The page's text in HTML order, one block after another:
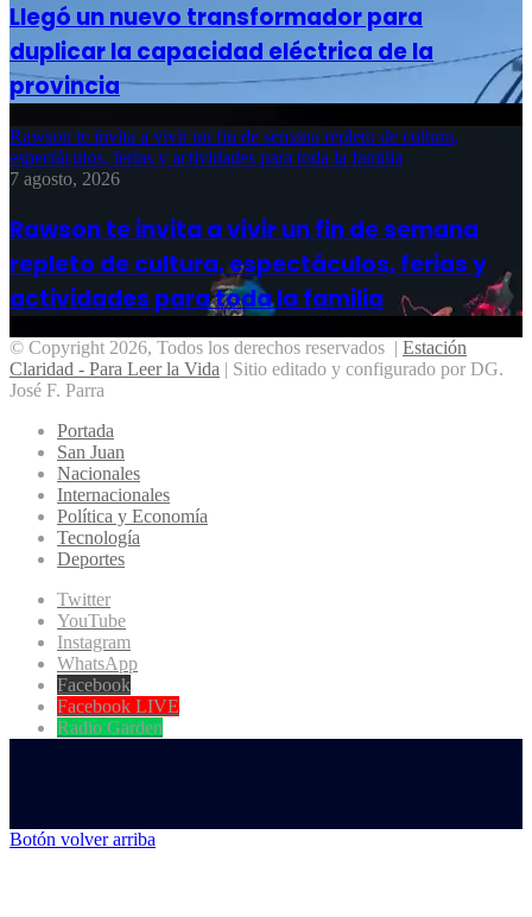
Llegó un nuevo transformador para
duplicar la capacidad eléctrica de la
provincia
Rawson te invita a vivir un fin de semana repleto de cultura,
espectáculos, ferias y actividades para toda la familia
7 agosto, 2026
Rawson te invita a vivir un fin de semana
repleto de cultura, espectáculos, ferias y
actividades para toda la familia
© Copyright 2026, Todos los derechos reservados | Estación
Claridad - Para Leer la Vida | Sitio editado y configurado por DG.
José F. Parra
Portada
San Juan
Nacionales
Internacionales
Política y Economía
Tecnología
Deportes
Twitter
YouTube
Instagram
WhatsApp
Facebook
Facebook LIVE
Radio Garden
Botón volver arriba